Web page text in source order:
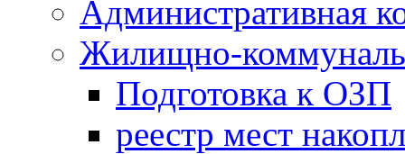
Административная
Жилищно-
Подготовка к ОЗП
реестр мест